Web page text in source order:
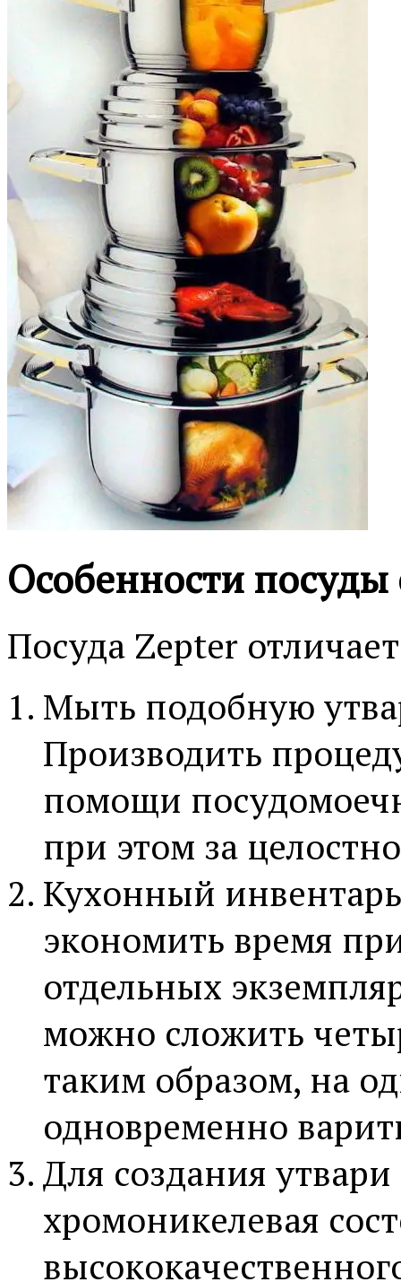
Особенности
Посуда Zepter
Мыть подобную
Производить
помощи
при этом за
Кухонный
экономить время
отдельных
можно сложить
таким образом, на
одновременно
Для создания утвари
хромоникелевая